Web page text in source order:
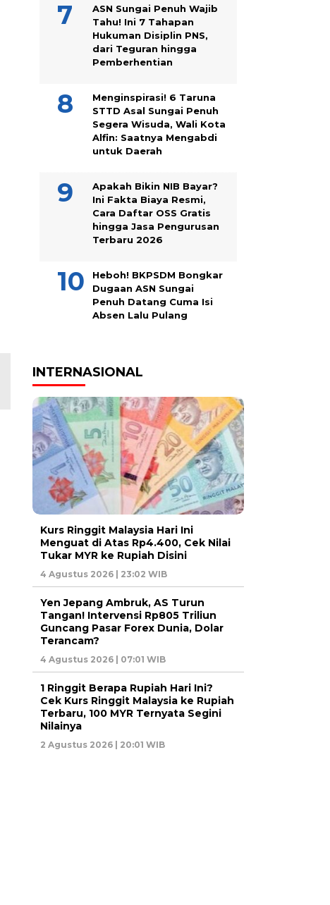
ASN Sungai Penuh Wajib
Tahu! Ini 7 Tahapan
Hukuman Disiplin PNS,
dari Teguran hingga
Pemberhentian
Menginspirasi! 6 Taruna
STTD Asal Sungai Penuh
Segera Wisuda, Wali Kota
Alfin: Saatnya Mengabdi
untuk Daerah
Apakah Bikin NIB Bayar?
Ini Fakta Biaya Resmi,
Cara Daftar OSS Gratis
hingga Jasa Pengurusan
Terbaru 2026
Heboh! BKPSDM Bongkar
Dugaan ASN Sungai
Penuh Datang Cuma Isi
Absen Lalu Pulang
INTERNASIONAL
Kurs Ringgit Malaysia Hari Ini
Menguat di Atas Rp4.400, Cek Nilai
Tukar MYR ke Rupiah Disini
4 Agustus 2026 | 23:02 WIB
Yen Jepang Ambruk, AS Turun
Tangan! Intervensi Rp805 Triliun
Guncang Pasar Forex Dunia, Dolar
Terancam?
4 Agustus 2026 | 07:01 WIB
1 Ringgit Berapa Rupiah Hari Ini?
Cek Kurs Ringgit Malaysia ke Rupiah
Terbaru, 100 MYR Ternyata Segini
Nilainya
2 Agustus 2026 | 20:01 WIB